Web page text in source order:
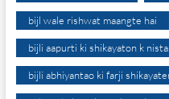
bijl wale rishwat maangte hai
bijli aapurti ki shikayaton k
bijli abhiyantao ki farji